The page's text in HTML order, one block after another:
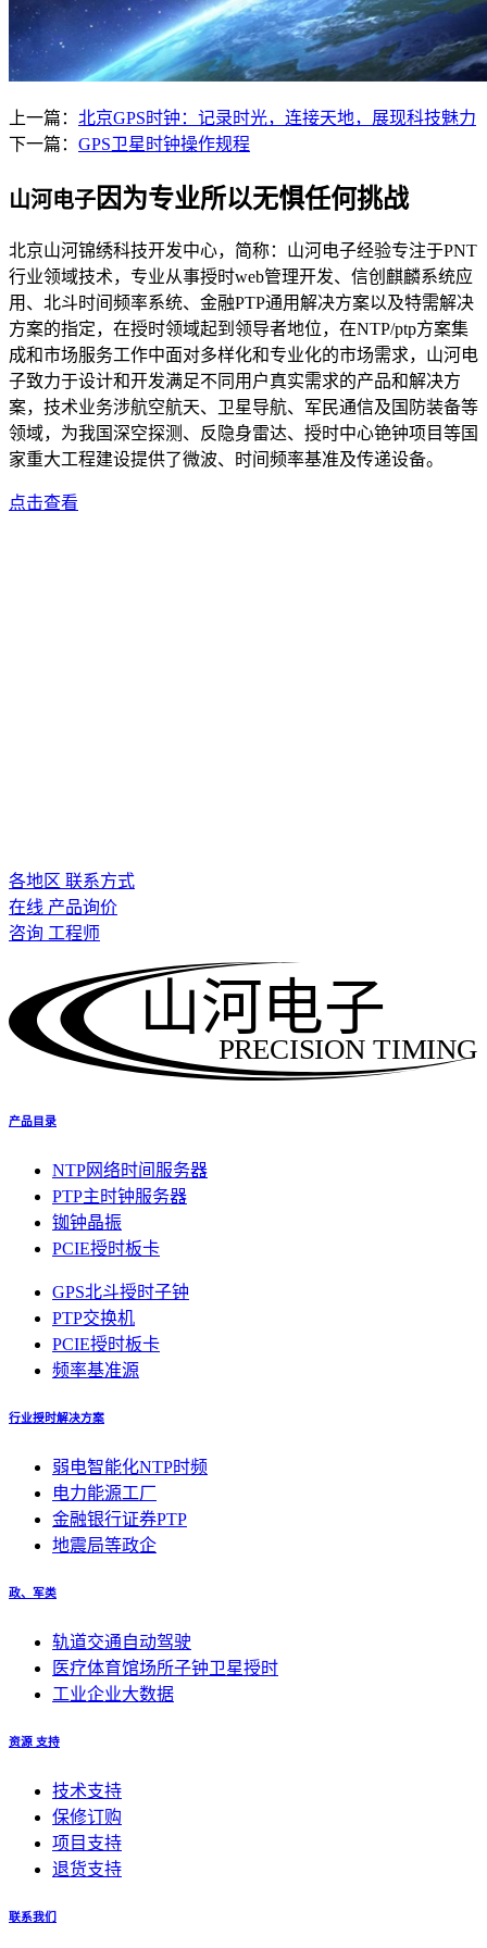
上一篇： 北京GPS时钟：记录时光，连接天地，展现科技魅力
下一篇： GPS卫星时钟操作规程
山河电子因为专业所以无惧任何挑战
北京山河锦绣科技开发中心，简称：山河电子经验专注于PNT
行业领域技术，专业从事授时web管理开发、信创麒麟系统应
用、北斗时间频率系统、金融PTP通用解决方案以及特需解决
方案的指定，在授时领域起到领导者地位，在NTP/ptp方案集
成和市场服务工作中面对多样化和专业化的市场需求，山河电
子致力于设计和开发满足不同用户真实需求的产品和解决方
案，技术业务涉航空航天、卫星导航、军民通信及国防装备等
领域，为我国深空探测、反隐身雷达、授时中心铯钟项目等国
家重大工程建设提供了微波、时间频率基准及传递设备。
点击查看
各地区 联系方式
在线 产品询价
咨询 工程师
PRECISION TIMING
山河电子
产品目录
NTP网络时间服务器
PTP主时钟服务器
铷钟晶振
PCIE授时板卡
GPS北斗授时子钟
PTP交换机
PCIE授时板卡
频率基准源
行业授时解决方案
弱电智能化NTP时频
电力能源工厂
金融银行证券PTP
地震局等政企
政、军类
轨道交通自动驾驶
医疗体育馆场所子钟卫星授时
工业企业大数据
资源 支持
技术支持
保修订购
项目支持
退货支持
联系我们